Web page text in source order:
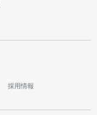
採用情報